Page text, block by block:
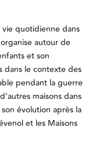
vie quotidienne dans
autour de
et son
dans le contexte des
pendant la guerre
maisons dans
évolution après la
et les Maisons